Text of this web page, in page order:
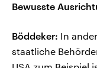
Bewusste
Böddeker: In
staatliche